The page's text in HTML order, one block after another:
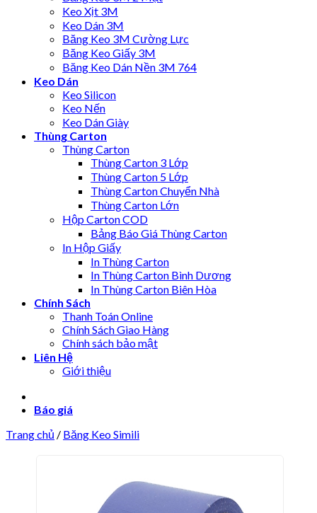
Keo Xịt 3M
Keo Dán 3M
Băng Keo 3M Cường Lực
Băng Keo Giấy 3M
Băng Keo Dán Nền 3M 764
Keo Dán
Keo Silicon
Keo Nến
Keo Dán Giày
Thùng Carton
Thùng Carton
Thùng Carton 3 Lớp
Thùng Carton 5 Lớp
Thùng Carton Chuyển Nhà
Thùng Carton Lớn
Hộp Carton COD
Bảng Báo Giá Thùng Carton
In Hộp Giấy
In Thùng Carton
In Thùng Carton Bình Dương
In Thùng Carton Biên Hòa
Chính Sách
Thanh Toán Online
Chính Sách Giao Hàng
Chính sách bảo mật
Liên Hệ
Giới thiệu
Báo giá
Trang chủ / Băng Keo Simili